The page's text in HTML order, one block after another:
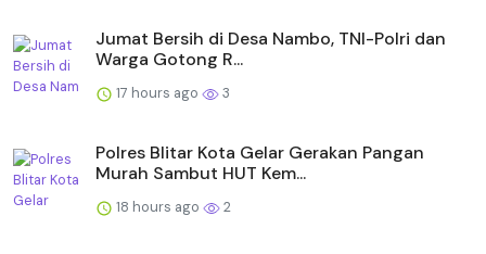
Jumat Bersih di Desa Nambo, TNI-Polri dan
Warga Gotong R...
17 hours ago 3
Polres Blitar Kota Gelar Gerakan Pangan
Murah Sambut HUT Kem...
18 hours ago 2